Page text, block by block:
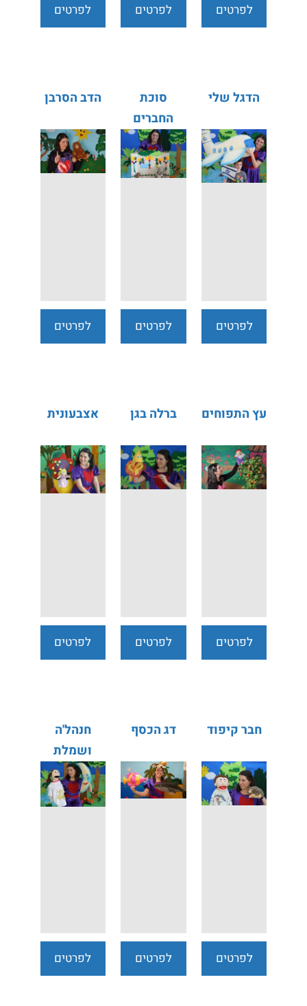
לפרטים
לפרטים
לפרטים
הדגל שלי
לפרטים
סוכת
החברים
לפרטים
הדב הסרבן
לפרטים
עץ התפוחים
לפרטים
ברלה בגן
לפרטים
אצבעונית
לפרטים
חבר קיפוד
לפרטים
דג הכסף
לפרטים
חנהל'ה
ושמלת
השבת
לפרטים